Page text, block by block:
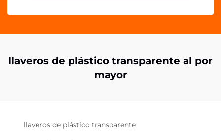
llaveros de plástico transparente al por
mayor
llaveros de plástico transparente